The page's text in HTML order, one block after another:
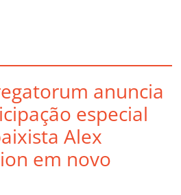
anuncia
especial
Alex
em novo